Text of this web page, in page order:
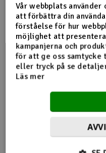
Tyvärr ingen
Ge
Vår webbplats
att förbättra din
förståelse för hur
möjlighet att
kampanjerna och
för att ge oss samtycke
eller tryck på se
Läs mer